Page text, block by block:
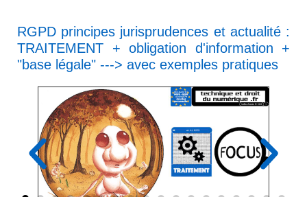
RGPD principes jurisprudences et actualité :
TRAITEMENT + obligation d'information +
"base légale" ---> avec exemples pratiques